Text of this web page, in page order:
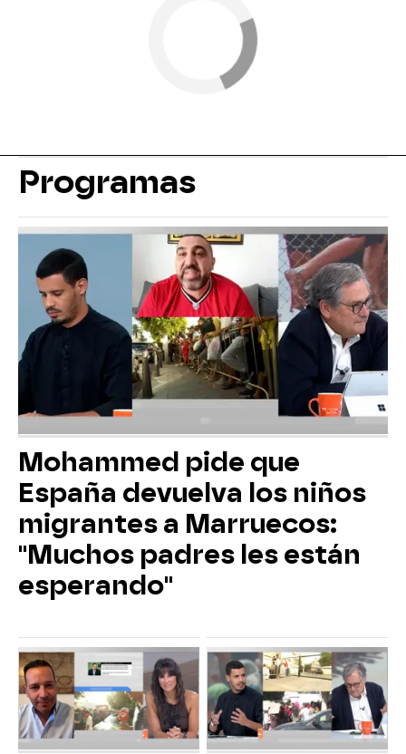
Programas
Mohammed pide que
España devuelva los niños
migrantes a Marruecos:
"Muchos padres les están
esperando"